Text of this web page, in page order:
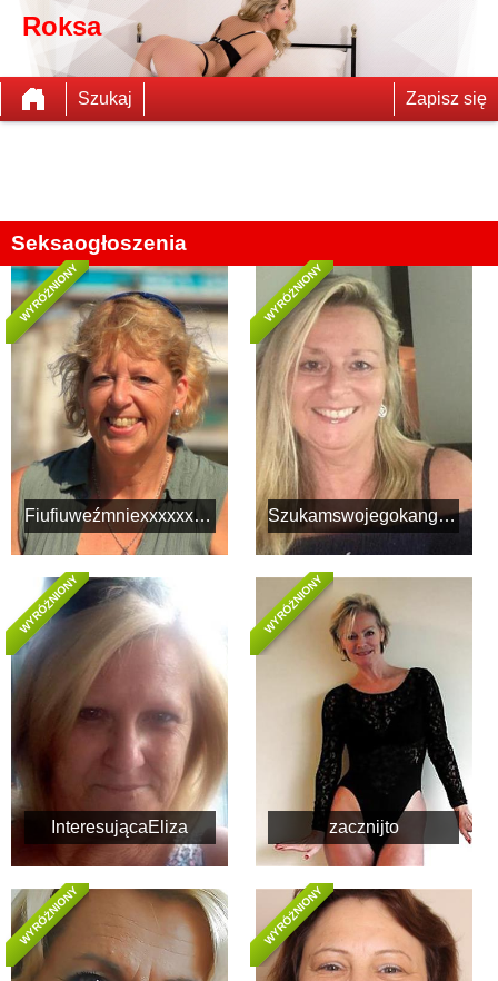
Roksa
Szukaj Zapisz się
Seksaogłoszenia
WYRÓŻNIONY
Fiufiuweźmniexxxxxx101
WYRÓŻNIONY
Szukamswojegokangura04
WYRÓŻNIONY
InteresującaEliza
WYRÓŻNIONY
zacznijto
WYRÓŻNIONY WYRÓŻNIONY